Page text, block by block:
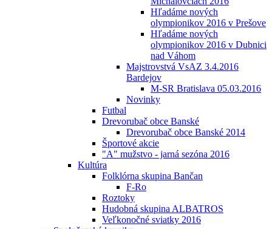
Hľadáme nových
olympionikov 2016 v Prešove
Hľadáme nových
olympionikov 2016 v Dubnici
nad Váhom
Majstrovstvá VsAZ 3.4.2016
Bardejov
M-SR Bratislava 05.03.2016
Novinky
Futbal
Drevorubač obce Banské
Drevorubač obce Banské 2014
Športové akcie
"A" mužstvo - jarná sezóna 2016
Kultúra
Folklórna skupina Bančan
F-Ro
Roztoky
Hudobná skupina ALBATROS
Veľkonočné sviatky 2016